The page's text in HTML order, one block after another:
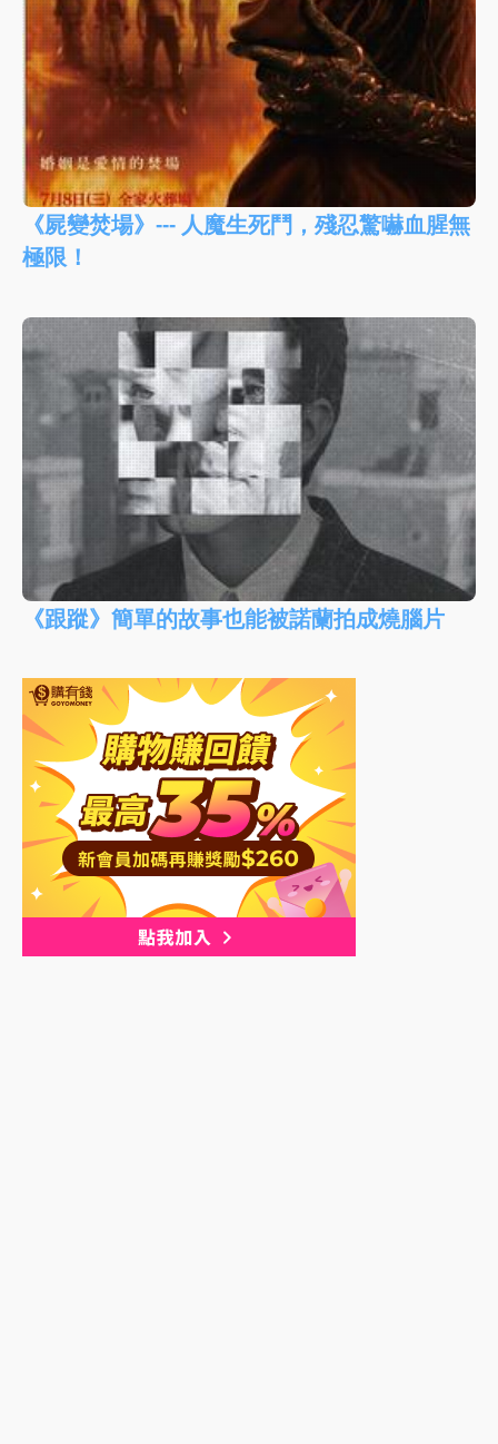
《屍變焚場》--- 人魔生死鬥，殘忍驚嚇血腥無
極限！
《跟蹤》簡單的故事也能被諾蘭拍成燒腦片